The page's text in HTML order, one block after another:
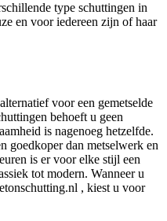
type schuttingen in
en voor iedereen zijn of haar
voor een gemetselde
behoeft u geen
is nagenoeg hetzelfde.
goedkoper dan metselwerk en
is er voor elke stijl een
tot modern. Wanneer u
, kiest u voor